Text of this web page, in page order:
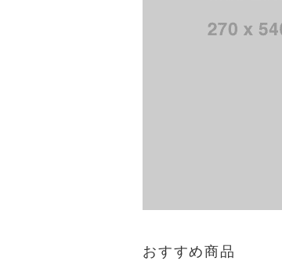
おすすめ商品